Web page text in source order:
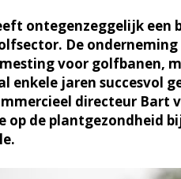
ontegenzeggelijk een
De
voor golfbanen,
enkele jaren succesvol
directeur Bart
op de plantgezondheid